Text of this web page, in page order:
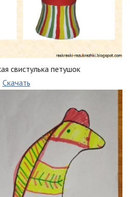
свистулька петушок
Скачать